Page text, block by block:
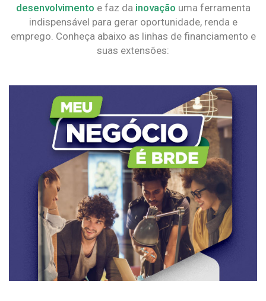
desenvolvimento e faz da inovação uma ferramenta
indispensável para gerar oportunidade, renda e
emprego. Conheça abaixo as linhas de financiamento e
suas extensões: